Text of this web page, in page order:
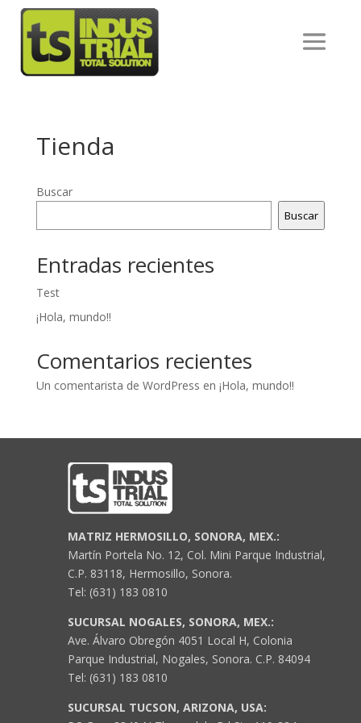
Tienda
Buscar
Buscar
Entradas recientes
Test
¡Hola, mundo!!
Comentarios recientes
Un comentarista de WordPress en ¡Hola, mundo!!
MATRIZ HERMOSILLO, SONORA, MEX.:
Martín Portela No. 12, Col. Mini Parque Industrial,
C.P. 83118, Hermosillo, Sonora.
Tel: (631) 183 0810
SUCURSAL NOGALES, SONORA, MEX.:
Ave. Álvaro Obregón 4051 Local H, Colonia
Parque Industrial, Nogales, Sonora. C.P. 84094
Tel: (631) 183 0810
SUCURSAL TUCSON, ARIZONA, USA: